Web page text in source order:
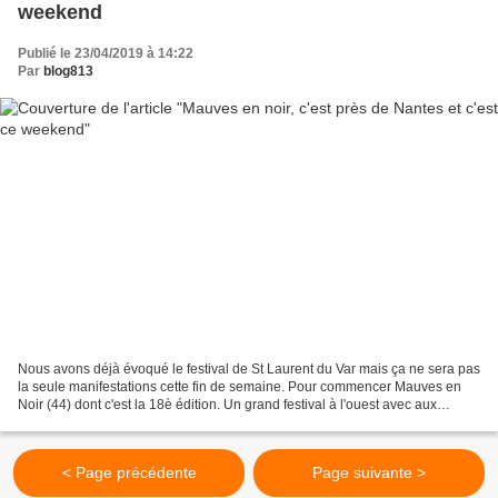
weekend
Publié le 23/04/2019 à 14:22
Par blog813
Nous avons déjà évoqué le festival de St Laurent du Var mais ça ne sera pas
la seule manifestations cette fin de semaine. Pour commencer Mauves en
Noir (44) dont c'est la 18è édition. Un grand festival à l'ouest avec aux
< Page précédente Page suivante >